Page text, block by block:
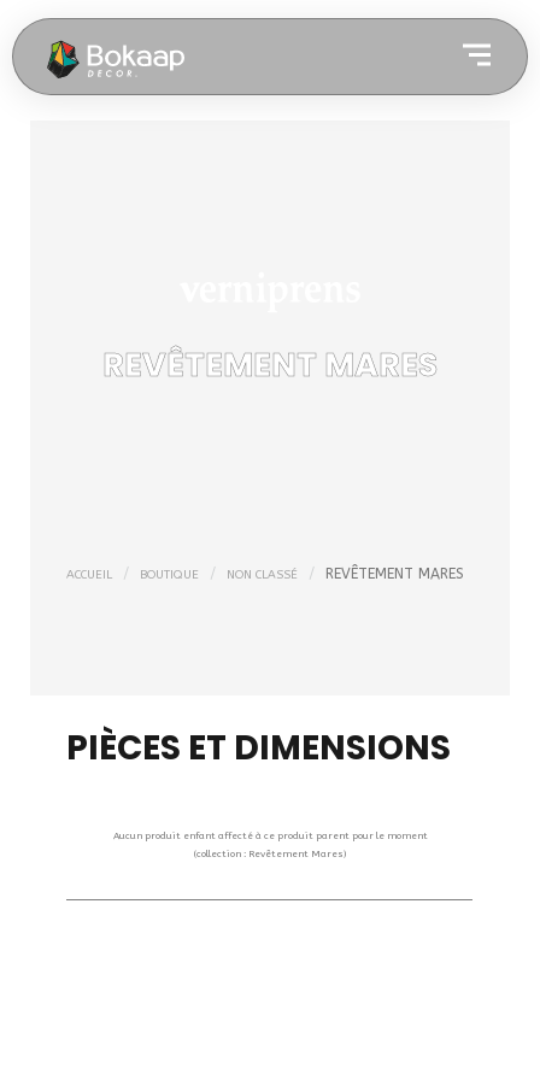
REVÊTEMENT MARES
ACCUEIL BOUTIQUE NON CLASSÉ REVÊTEMENT MARES
PIÈCES ET DIMENSIONS
Aucun produit enfant affecté à ce produit parent pour le moment
(collection : Revêtement Mares)